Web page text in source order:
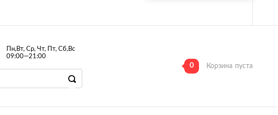
Пн,Вт, Ср, Чт, Пт, Сб,Вс
09:00—21:00
0 Корзина пуста